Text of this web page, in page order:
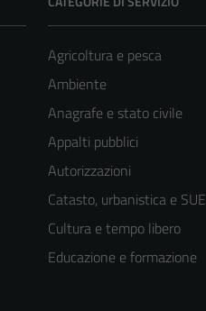
Agricoltura e pesca
Ambiente
Anagrafe e stato civile
Appalti pubblici
Autorizzazioni
Catasto, urbanistica e SUE
Cultura e tempo libero
Educazione e formazione